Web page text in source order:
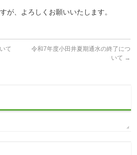
が、よろしくお願いいたします。
て
令和7年度小田井夏期通水の終了につ
いて →